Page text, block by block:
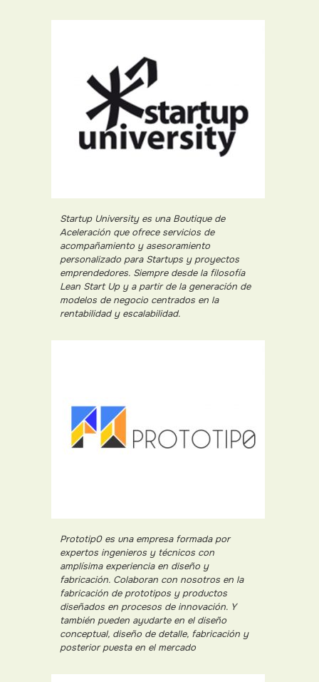
Startup University es una Boutique de
Aceleración que ofrece servicios de
acompañamiento y asesoramiento
personalizado para Startups y proyectos
emprendedores. Siempre desde la filosofía
Lean Start Up y a partir de la generación de
modelos de negocio centrados en la
rentabilidad y escalabilidad.
Prototip0 es una empresa formada por
expertos ingenieros y técnicos con
amplísima experiencia en diseño y
fabricación. Colaboran con nosotros en la
fabricación de prototipos y productos
diseñados en procesos de innovación. Y
también pueden ayudarte en el diseño
conceptual, diseño de detalle, fabricación y
posterior puesta en el mercado